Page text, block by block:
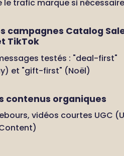
le trafic marque si nécessaire
campagnes Catalog
TikTok
testés : "deal-first"
et "gift-first" (Noël)
contenus organiques
vidéos courtes UGC